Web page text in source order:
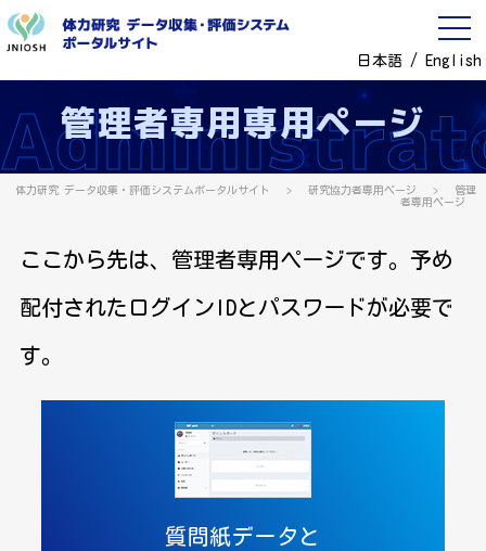
日本語/ English
管理者専用専用ページ
体力研究 データ収集・評価システムポータルサイト > 研究協力者専用ページ >
管理
者専用ページ
ここから先は、管理者専用ページです。予め
配付されたログインIDとパスワードが必要で
す。
質問紙データと